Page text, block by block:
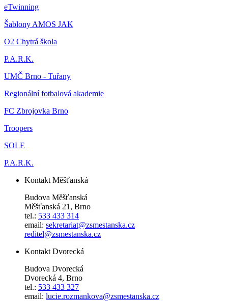
eTwinning
Šablony AMOS JAK
O2 Chytrá škola
P.A.R.K.
UMČ Brno - Tuřany
Regionální fotbalová akademie
FC Zbrojovka Brno
Troopers
SOLE
P.A.R.K.
Kontakt Měšťanská
Budova Měšťanská
Měšťanská 21, Brno
tel.: 533 433 314
email: sekretariat@zsmestanska.cz
reditel@zsmestanska.cz
Kontakt Dvorecká
Budova Dvorecká
Dvorecká 4, Brno
tel.: 533 433 327
email: lucie.rozmankova@zsmestanska.cz